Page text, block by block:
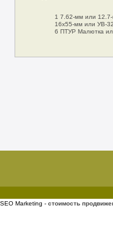
1 7.62-мм или 12.7-
16х55-мм или УВ-
6 ПТУР Малютка
SEO Marketing - стоимость